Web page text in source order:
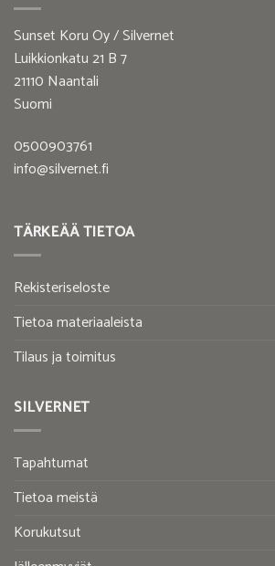
Sunset Koru Oy / Silvernet
Luikkionkatu 21 B 7
21110 Naantali
Suomi
0500903761
info@silvernet.fi
TÄRKEÄÄ TIETOA
Rekisteriseloste
Tietoa materiaaleista
Tilaus ja toimitus
SILVERNET
Tapahtumat
Tietoa meistä
Korukutsut